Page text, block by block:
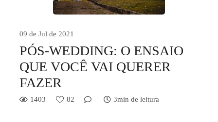
09 de Jul de 2021
PÓS-WEDDING: O ENSAIO
QUE VOCÊ VAI QUERER
FAZER
1403 82 3min de leitura